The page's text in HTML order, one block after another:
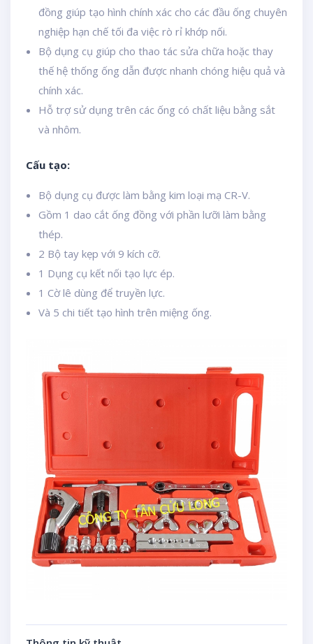
đồng giúp tạo hình chính xác cho các đầu ống chuyên
nghiệp hạn chế tối đa việc rò rỉ khớp nối.
Bộ dụng cụ giúp cho thao tác sửa chữa hoặc thay
thế hệ thống ống dẫn được nhanh chóng hiệu quả và
chính xác.
Hỗ trợ sử dụng trên các ống có chất liệu bằng sắt
và nhôm.
Cấu tạo:
Bộ dụng cụ được làm bằng kim loại mạ CR-V.
Gồm 1 dao cắt ống đồng với phần lưỡi làm bằng
thép.
2 Bộ tay kẹp với 9 kích cỡ.
1 Dụng cụ kết nối tạo lực ép.
1 Cờ lê dùng để truyền lực.
Và 5 chi tiết tạo hình trên miệng ống.